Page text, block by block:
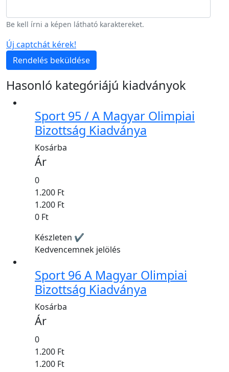
Be kell írni a képen látható karaktereket.
Új captchát kérek!
Rendelés beküldése
Hasonló kategóriájú kiadványok
Sport 95 / A Magyar Olimpiai
Bizottság Kiadványa
Kosárba
Ár
0
1.200 Ft
1.200 Ft
0 Ft
Készleten ✔
Kedvencemnek jelölés
Sport 96 A Magyar Olimpiai
Bizottság Kiadványa
Kosárba
Ár
0
1.200 Ft
1.200 Ft